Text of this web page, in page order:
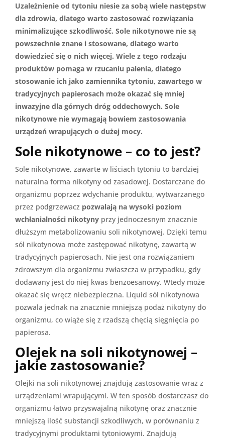
Uzależnienie od tytoniu niesie za sobą wiele następstw
dla zdrowia, dlatego warto zastosować rozwiązania
minimalizujące szkodliwość. Sole nikotynowe nie są
powszechnie znane i stosowane, dlatego warto
dowiedzieć się o nich więcej. Wiele z tego rodzaju
produktów pomaga w rzucaniu palenia, dlatego
stosowanie ich jako zamiennika tytoniu, zawartego w
tradycyjnych papierosach może okazać się mniej
inwazyjne dla górnych dróg oddechowych. Sole
nikotynowe nie wymagają bowiem zastosowania
urządzeń wrapujących o dużej mocy.
Sole nikotynowe – co to jest?
Sole nikotynowe, zawarte w liściach tytoniu to bardziej
naturalna forma nikotyny od zasadowej. Dostarczane do
organizmu poprzez wdychanie produktu, wytwarzanego
przez podgrzewacz pozwalają na wysoki poziom
wchłanialności nikotyny przy jednoczesnym znacznie
dłuższym metabolizowaniu soli nikotynowej. Dzięki temu
sól nikotynowa może zastępować nikotynę, zawartą w
tradycyjnych papierosach. Nie jest ona rozwiązaniem
zdrowszym dla organizmu zwłaszcza w przypadku, gdy
dodawany jest do niej kwas benzoesanowy. Wtedy może
okazać się wręcz niebezpieczna. Liquid sól nikotynowa
pozwala jednak na znacznie mniejszą podaż nikotyny do
organizmu, co wiąże się z rzadszą chęcią sięgnięcia po
papierosa.
Olejek na soli nikotynowej –
jakie zastosowanie?
Olejki na soli nikotynowej znajdują zastosowanie wraz z
urządzeniami wrapującymi. W ten sposób dostarczasz do
organizmu łatwo przyswajalną nikotynę oraz znacznie
mniejszą ilość substancji szkodliwych, w porównaniu z
tradycyjnymi produktami tytoniowymi. Znajdują